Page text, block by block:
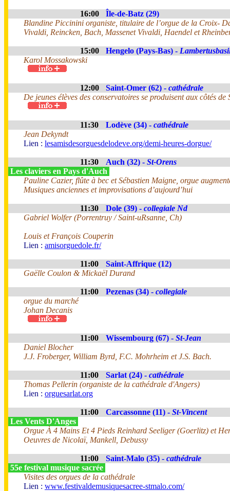
16:00
Île-de-Batz (29)
Blandine Piccinini organiste, titulaire de l’orgue de la Croix-
Vivaldi, Reincken, Bach, Massenet Vivaldi, Haendel et
15:00 Hengelo (Pays-Bas) -
Karol Mossakowski
12:00 Saint-Omer (62) - cathédrale
De jeunes élèves des conservatoires se produisent aux côtés de
11:30 Lodève (34) - cathédrale
Jean Dekyndt
Lien : lesamisdesorguesdelodeve.org/demi-heures-dorgue/
11:30 Auch (32) - St-Orens
Les claviers en Pays d'Auch
Pauline Cazier, flûte à bec et Sébastien Maigne, orgue
Musiques anciennes et improvisations d’aujourd’hui
11:30 Dole (39) - collegiale Nd
Gabriel Wolfer (Porrentruy / Saint-uRsanne, Ch)
Louis et François Couperin
Lien : amisorguedole.fr/
11:00
Saint-Affrique (12)
Gaëlle Coulon & Mickaël Durand
11:00 Pezenas (34) - collegiale
orgue du marché
Johan Decanis
11:00 Wissembourg (67) - St-Jean
Daniel Blocher
J.J. Froberger, William Byrd, F.C. Mohrheim et J.S. Bach.
11:00 Sarlat (24) - cathédrale
Thomas Pellerin (organiste de la cathédrale d'Angers)
Lien : orguesarlat.org
11:00 Carcassonne (11) - St-Vincent
Les Vents D'Anges
Orgue À 4 Mains Et 4 Pieds Reinhard Seeliger (Goerlitz) et
Oeuvres de Nicolaï, Mankell, Debussy
11:00 Saint-Malo (35) - cathédrale
55e festival musique sacrée
Visites des orgues de la cathédrale
Lien : www.festivaldemusiquesacree-stmalo.com/